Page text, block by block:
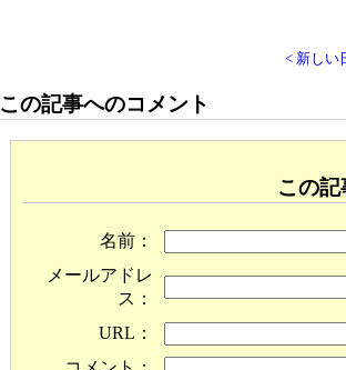
< 新しい
この記事へのコメント
この
名前：
メールアドレ
ス：
URL：